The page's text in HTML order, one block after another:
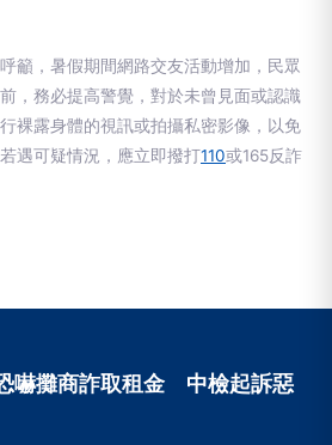
籲，暑假期間網路交友活動增加，民眾
，務必提高警覺，對於未曾見面或認識
裸露身體的視訊或拍攝私密影像，以免
遇可疑情況，應立即撥打110或165反詐
嚇攤商詐取租金 中檢起訴惡